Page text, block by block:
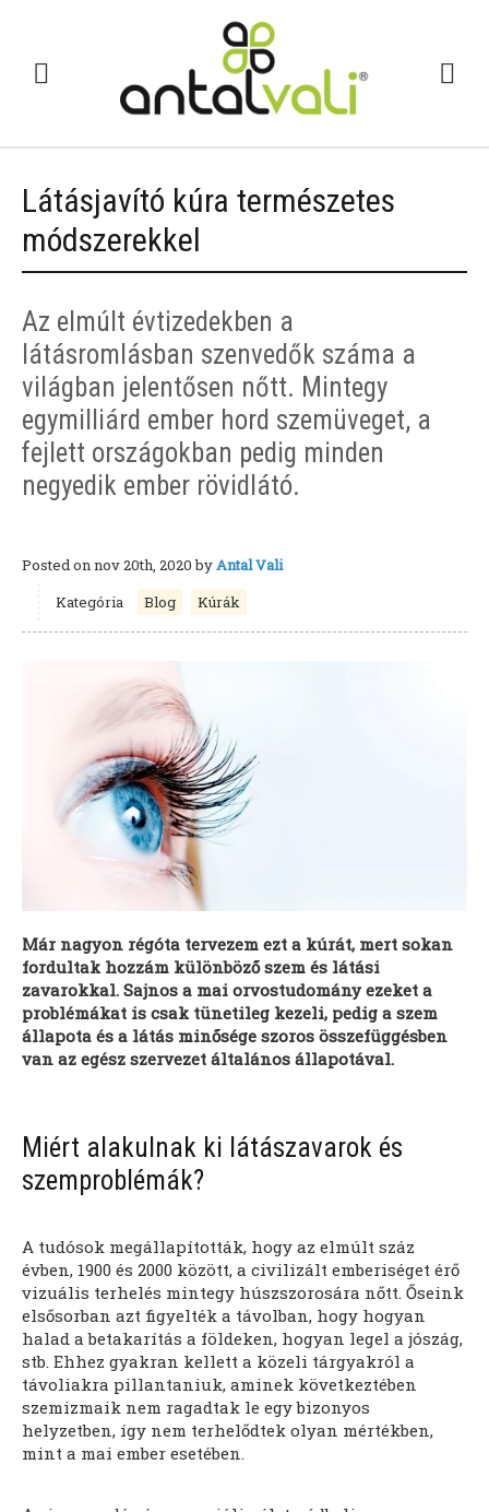
Látásjavító kúra természetes
módszerekkel
Az elmúlt évtizedekben a
látásromlásban szenvedők száma a
világban jelentősen nőtt. Mintegy
egymilliárd ember hord szemüveget, a
fejlett országokban pedig minden
negyedik ember rövidlátó.
Posted onnov 20th, 2020 byAntal Vali
Kategória
Blog Kúrák
Már nagyon régóta tervezem ezt a kúrát, mert sokan
fordultak hozzám különböző szem és látási
zavarokkal. Sajnos a mai orvostudomány ezeket a
problémákat is csak tünetileg kezeli, pedig a szem
állapota és a látás minősége szoros összefüggésben
van az egész szervezet általános állapotával.
Miért alakulnak ki látászavarok és
szemproblémák?
A tudósok megállapították, hogy az elmúlt száz
évben, 1900 és 2000 között, a civilizált emberiséget érő
vizuális terhelés mintegy húszszorosára nőtt. Őseink
elsősorban azt figyelték a távolban, hogy hogyan
halad a betakarítás a földeken, hogyan legel a jószág,
stb. Ehhez gyakran kellett a közeli tárgyakról a
távoliakra pillantaniuk, aminek következtében
szemizmaik nem ragadtak le egy bizonyos
helyzetben, így nem terhelődtek olyan mértékben,
mint a mai ember esetében.